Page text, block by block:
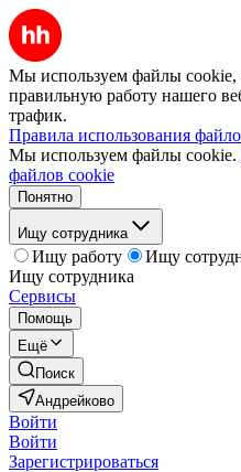
Мы используем файлы cookie,
правильную работу нашего
трафик.
Правила использования
Мы используем файлы cookie.
файлов cookie
Понятно
Ищу сотрудника
Ищу работу
Ищу
Ищу сотрудника
Сервисы
Помощь
Ещё
Поиск
Андрейково
Войти
Войти
Зарегистрироваться